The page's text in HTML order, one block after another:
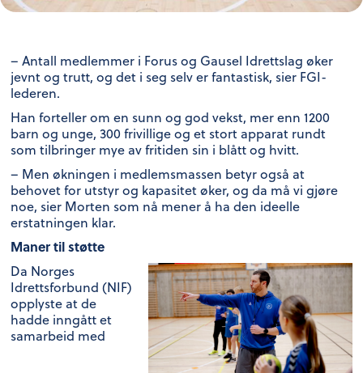
– Antall medlemmer i Forus og Gausel Idrettslag øker
jevnt og trutt, og det i seg selv er fantastisk, sier FGI-
lederen.
Han forteller om en sunn og god vekst, mer enn 1200
barn og unge, 300 frivillige og et stort apparat rundt
som tilbringer mye av fritiden sin i blått og hvitt.
– Men økningen i medlemsmassen betyr også at
behovet for utstyr og kapasitet øker, og da må vi gjøre
noe, sier Morten som nå mener å ha den ideelle
erstatningen klar.
Maner til støtte
Da Norges
Idrettsforbund (NIF)
opplyste at de
hadde inngått et
samarbeid med